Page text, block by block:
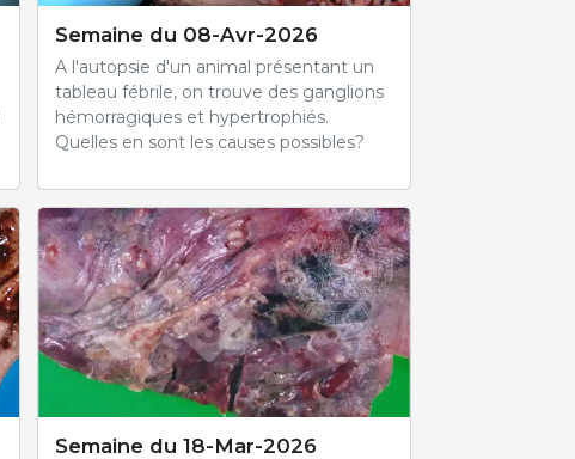
Semaine du 08-Avr-2026
A l'autopsie d'un animal présentant un
tableau fébrile, on trouve des ganglions
hémorragiques et hypertrophiés.
Quelles en sont les causes possibles?
Semaine du 18-Mar-2026